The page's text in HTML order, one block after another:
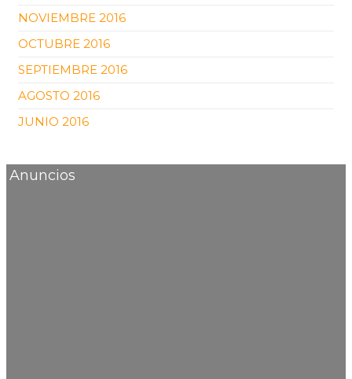
NOVIEMBRE 2016
OCTUBRE 2016
SEPTIEMBRE 2016
AGOSTO 2016
JUNIO 2016
Anuncios